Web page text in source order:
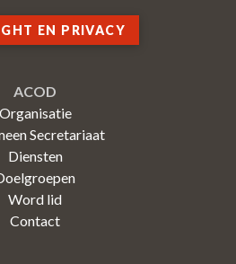
EN PRIVACY
ACOD
Organisatie
Secretariaat
Diensten
Word lid
Contact